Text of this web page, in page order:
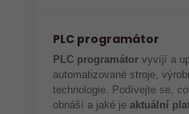
PLC programátor
PLC programátor vyvíjí a
automatizované stroje,
technologie. Podívejte se,
obnáší a jaké je aktuální